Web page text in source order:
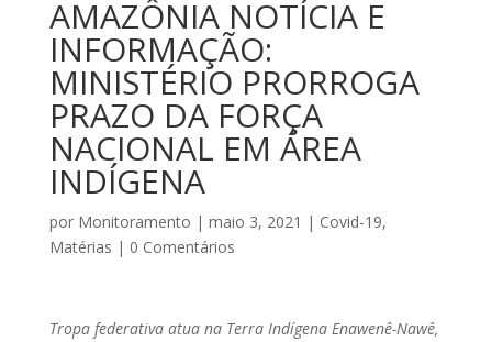
AMAZÔNIA NOTÍCIA E
INFORMAÇÃO:
MINISTÉRIO PRORROGA
PRAZO DA FORÇA
NACIONAL EM ÁREA
INDÍGENA
por Monitoramento | maio 3, 2021 | Covid-19,
Matérias | 0 Comentários
Tropa federativa atua na Terra Indígena Enawenê-Nawê,